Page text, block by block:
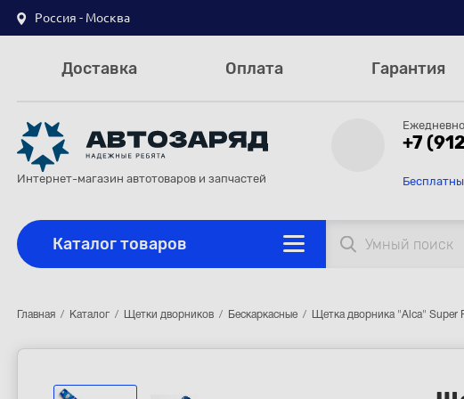
Россия - Москва
Доставка Оплата Гарантия
Интернет-магазин автотоваров и запчастей
+7
Каталог товаров
Главная Каталог Щетки дворников Бескаркасные Щетка дворника "Alca" Super